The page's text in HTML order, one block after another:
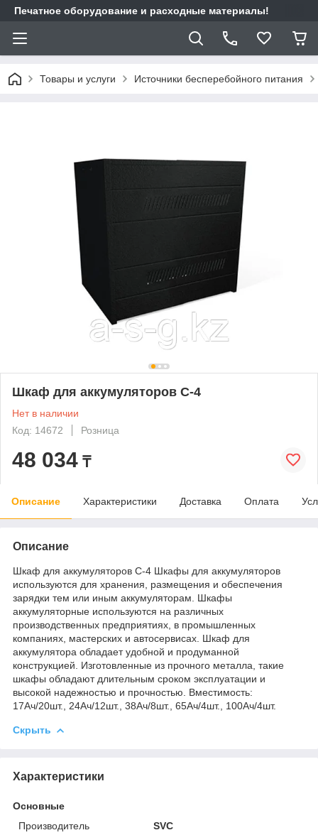
Печатное оборудование и расходные материалы!
Товары и услуги Источники бесперебойного питания
Шкаф для аккумуляторов С-4
Нет в наличии
Код: 14672
Розница
48 034 ₸
Описание Характеристики Доставка Оплата
Описание
Шкаф для аккумуляторов С-4 Шкафы для аккумуляторов
используются для хранения, размещения и обеспечения
зарядки тем или иным аккумуляторам. Шкафы
аккумуляторные используются на различных
производственных предприятиях, в промышленных
компаниях, мастерских и автосервисах. Шкаф для
аккумулятора обладает удобной и продуманной
конструкцией. Изготовленные из прочного металла, такие
шкафы обладают длительным сроком эксплуатации и
высокой надежностью и прочностью. Вместимость:
17Ач/20шт., 24Ач/12шт., 38Ач/8шт., 65Ач/4шт., 100Ач/4шт.
Скрыть
Характеристики
Основные
Производитель
SVC